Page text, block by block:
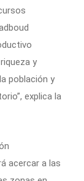
y
población y
explica la
acercar a las